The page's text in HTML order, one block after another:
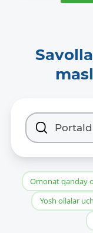
Oxirgi
Har kuni
Oldingi
(URL):
Omonat qanday
Yosh oilalar